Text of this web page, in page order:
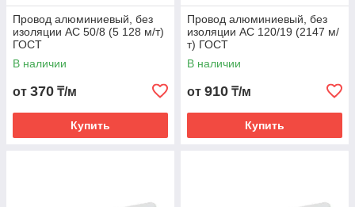
Провод алюминиевый, без
изоляции АС 50/8 (5 128 м/т)
ГОСТ
В наличии
от 370 ₸/м
Купить
Провод алюминиевый, без
изоляции АС 120/19 (2147 м/
т) ГОСТ
В наличии
от 910 ₸/м
Купить